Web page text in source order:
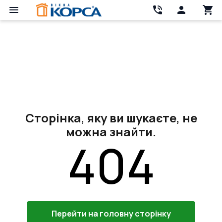
Сторінка, яку ви шукаєте, не
можна знайти.
404
Перейти на головну сторінку